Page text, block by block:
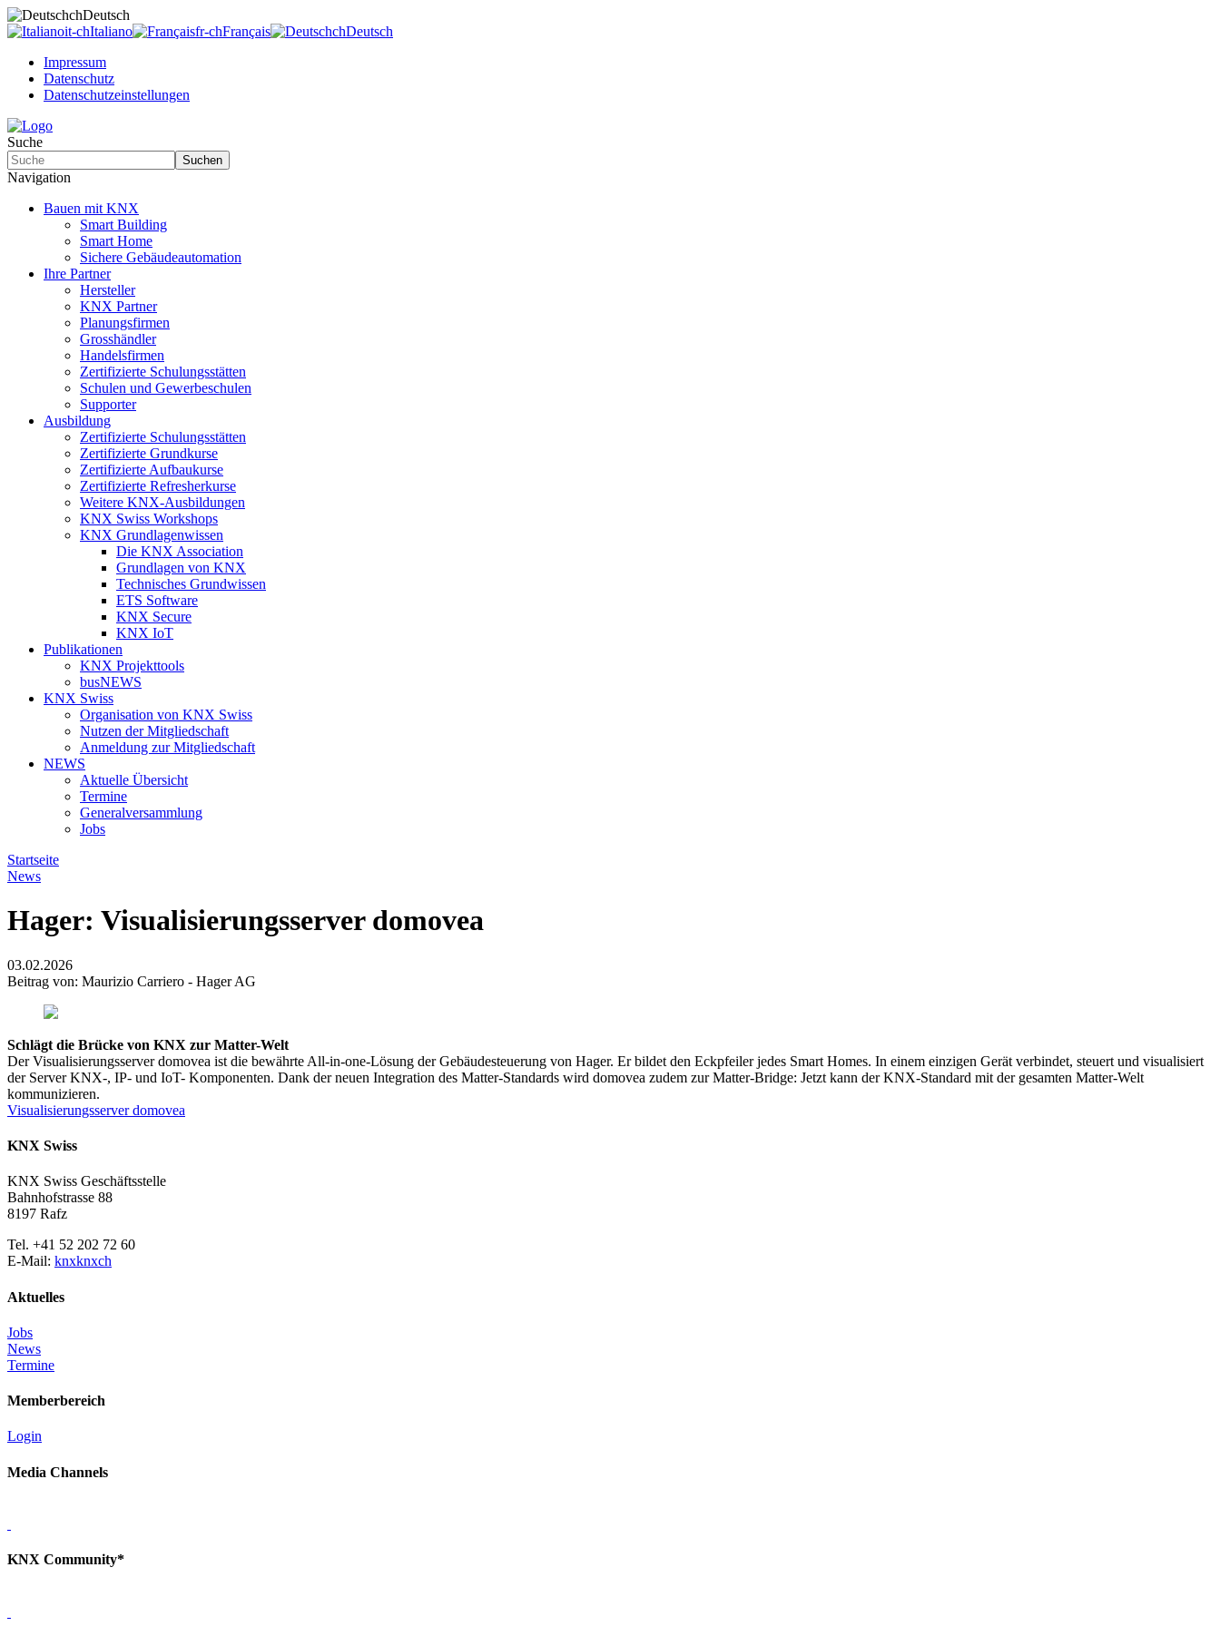
chDeutsch
it-chItaliano fr-chFrançais chDeutsch
Impressum
Datenschutz
Datenschutzeinstellungen
Suche
Suchen
Navigation
Bauen mit KNX
Smart Building
Smart Home
Sichere Gebäudeautomation
Ihre Partner
Hersteller
KNX Partner
Planungsfirmen
Grosshändler
Handelsfirmen
Zertifizierte Schulungsstätten
Schulen und Gewerbeschulen
Supporter
Ausbildung
Zertifizierte Schulungsstätten
Zertifizierte Grundkurse
Zertifizierte Aufbaukurse
Zertifizierte Refresherkurse
Weitere KNX-Ausbildungen
KNX Swiss Workshops
KNX Grundlagenwissen
Die KNX Association
Grundlagen von KNX
Technisches Grundwissen
ETS Software
KNX Secure
KNX IoT
Publikationen
KNX Projekttools
busNEWS
KNX Swiss
Organisation von KNX Swiss
Nutzen der Mitgliedschaft
Anmeldung zur Mitgliedschaft
NEWS
Aktuelle Übersicht
Termine
Generalversammlung
Jobs
Startseite
News
Hager: Visualisierungsserver domovea
03.02.2026
Beitrag von: Maurizio Carriero - Hager AG
Schlägt die Brücke von KNX zur Matter-Welt
Der Visualisierungsserver domovea ist die bewährte All-in-one-Lösung der Gebäudesteuerung von Hager. Er bildet den Eckpfeiler jedes Smart Homes. In einem einzigen Gerät verbindet, steuert und visualisiert
der Server KNX-, IP- und IoT- Komponenten. Dank der neuen Integration des Matter-Standards wird domovea zudem zur Matter-Bridge: Jetzt kann der KNX-Standard mit der gesamten Matter-Welt
kommunizieren.
Visualisierungsserver domovea
KNX Swiss
KNX Swiss Geschäftsstelle
Bahnhofstrasse 88
8197 Rafz
Tel. +41 52 202 72 60
E-Mail: knxknxch
Aktuelles
Jobs
News
Termine
Memberbereich
Login
Media Channels
KNX Community*